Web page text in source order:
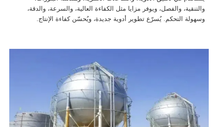
والتنقية، والفصل، ويوفر مزايا مثل الكفاءة العالية، والسرعة، والدقة،
وسهولة التحكم. يُسرّع تطوير أدوية جديدة، ويُحسّن كفاءة الإنتاج.